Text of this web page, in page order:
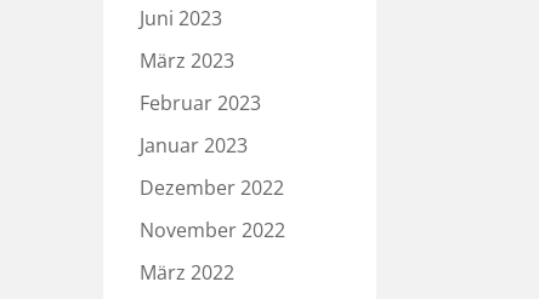
Juni 2023
März 2023
Februar 2023
Januar 2023
Dezember 2022
November 2022
März 2022